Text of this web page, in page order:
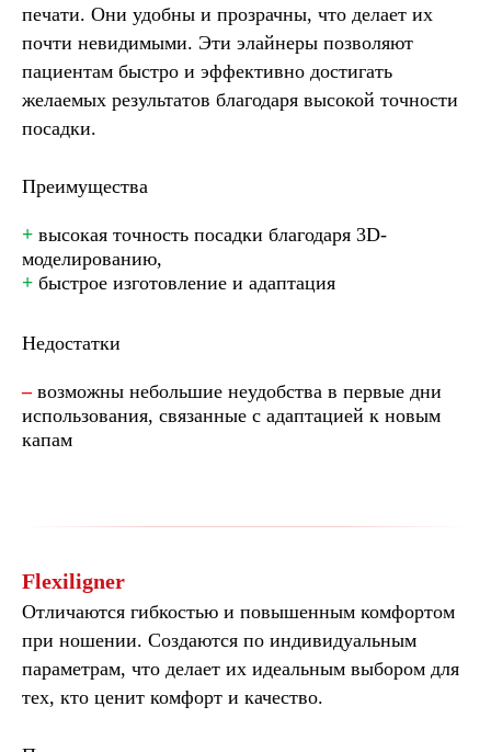
печати. Они удобны и прозрачны, что делает их
почти невидимыми. Эти элайнеры позволяют
пациентам быстро и эффективно достигать
желаемых результатов благодаря высокой точности
посадки.
Преимущества
+ высокая точность посадки благодаря 3D-
моделированию,
+ быстрое изготовление и адаптация
Недостатки
– возможны небольшие неудобства в первые дни
использования, связанные с адаптацией к новым
капам
Flexiligner
Отличаются гибкостью и повышенным комфортом
при ношении. Создаются по индивидуальным
параметрам, что делает их идеальным выбором для
тех, кто ценит комфорт и качество.